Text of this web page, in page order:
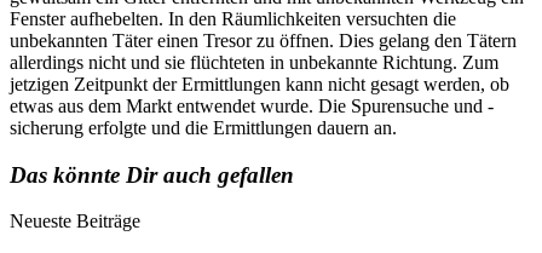
Fenster aufhebelten. In den Räumlichkeiten versuchten die
unbekannten Täter einen Tresor zu öffnen. Dies gelang den Tätern
allerdings nicht und sie flüchteten in unbekannte Richtung. Zum
jetzigen Zeitpunkt der Ermittlungen kann nicht gesagt werden, ob
etwas aus dem Markt entwendet wurde. Die Spurensuche und -
sicherung erfolgte und die Ermittlungen dauern an.
Das könnte Dir auch gefallen
Neueste Beiträge